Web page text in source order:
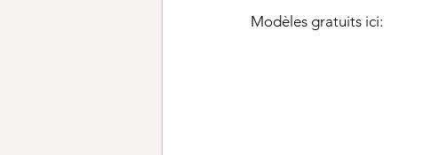
Modèles gratuits ici: